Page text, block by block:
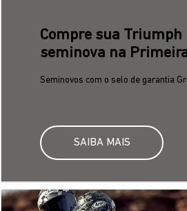
Programe a compra da sua